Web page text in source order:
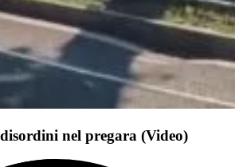
nel pregara (Video)